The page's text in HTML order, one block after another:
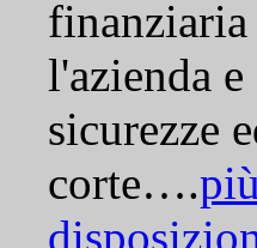
finanziaria
l'azienda
sicurezze
corte….